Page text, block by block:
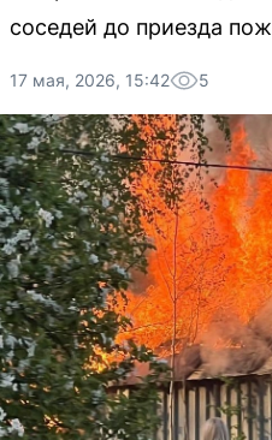
соседей до приезда
17 мая, 2026, 15:42 5